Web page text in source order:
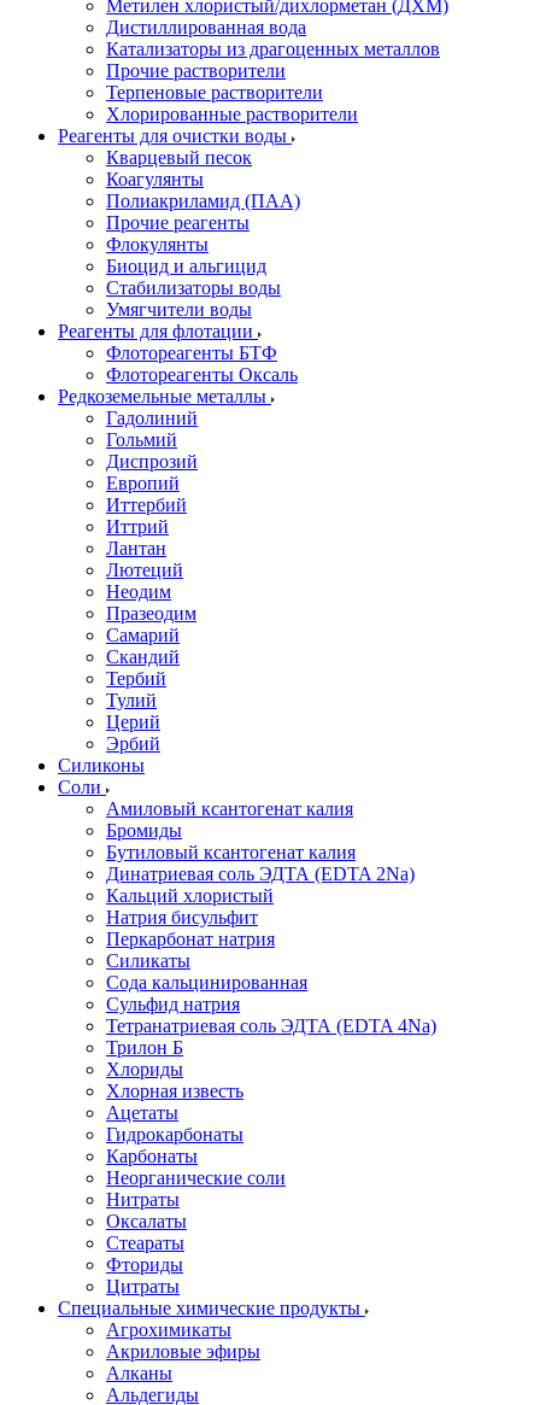
Метилен хлористый/дихлорметан (ДХМ)
Дистиллированная вода
Катализаторы из драгоценных металлов
Прочие растворители
Терпеновые растворители
Хлорированные растворители
Реагенты для очистки воды
Кварцевый песок
Коагулянты
Полиакриламид (ПАА)
Прочие реагенты
Флокулянты
Биоцид и альгицид
Стабилизаторы воды
Умягчители воды
Реагенты для флотации
Флотореагенты БТФ
Флотореагенты Оксаль
Редкоземельные металлы
Гадолиний
Гольмий
Диспрозий
Европий
Иттербий
Иттрий
Лантан
Лютеций
Неодим
Празеодим
Самарий
Скандий
Тербий
Тулий
Церий
Эрбий
Силиконы
Соли
Амиловый ксантогенат калия
Бромиды
Бутиловый ксантогенат калия
Динатриевая соль ЭДТА (EDTA 2Na)
Кальций хлористый
Натрия бисульфит
Перкарбонат натрия
Силикаты
Сода кальцинированная
Сульфид натрия
Тетранатриевая соль ЭДТА (EDTA 4Na)
Трилон Б
Хлориды
Хлорная известь
Ацетаты
Гидрокарбонаты
Карбонаты
Неорганические соли
Нитраты
Оксалаты
Стеараты
Фториды
Цитраты
Специальные химические продукты
Агрохимикаты
Акриловые эфиры
Алканы
Альдегиды